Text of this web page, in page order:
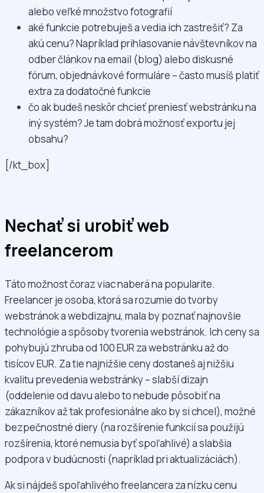
alebo veľké množstvo fotografií
aké funkcie potrebuješ a vedia ich zastrešiť? Za
akú cenu? Napríklad prihlasovanie návštevníkov na
odber článkov na email (blog) alebo diskusné
fórum, objednávkové formuláre – často musíš platiť
extra za dodatočné funkcie
čo ak budeš neskôr chcieť preniesť webstránku na
iný systém? Je tam dobrá možnosť exportu jej
obsahu?
[/kt_box]
Nechať si urobiť web
freelancerom
Táto možnost čoraz viac naberá na popularite.
Freelancer je osoba, ktorá sa rozumie do tvorby
webstránok a webdizajnu, mala by poznať najnovšie
technológie a spôsoby tvorenia webstránok. Ich ceny sa
pohybujú zhruba od 100 EUR za webstránku až do
tisícov EUR. Za tie najnižšie ceny dostaneš aj nižšiu
kvalitu prevedenia webstránky – slabší dizajn
(oddelenie od davu alebo to nebude pôsobiť na
zákazníkov až tak profesionálne ako by si chcel), možné
bezpečnostné diery (na rozšírenie funkcií sa použijú
rozšírenia, ktoré nemusia byť spoľahlivé) a slabšia
podpora v budúcnosti (napríklad pri aktualizáciách).
Ak si nájdeš spoľahlivého freelancera za nízku cenu